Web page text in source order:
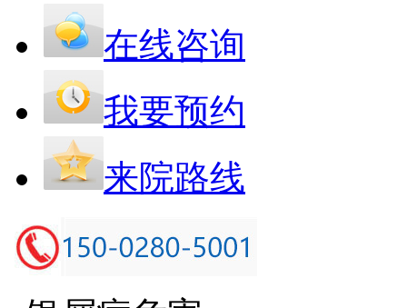
在线咨询
我要预约
来院路线